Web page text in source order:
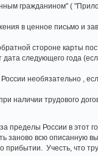
гражданином" (
в ценное письмо и
стороне карты
следующего года
необязательно ,
наличии трудового
пределы России в этот
заново всю описанную
прибытии. Учесть, что